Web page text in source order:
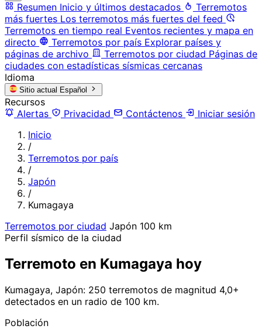
Resumen Inicio y últimos destacados
Terremotos
más fuertes Los terremotos más fuertes del feed
Terremotos en tiempo real Eventos recientes y mapa en
directo
Terremotos por país Explorar países y
páginas de archivo
Terremotos por ciudad Páginas de
ciudades con estadísticas sísmicas cercanas
Idioma
Sitio actual Español
Recursos
Alertas
Privacidad Contáctenos
Iniciar sesión
Inicio
/
Terremotos por país
/
Japón
/
Kumagaya
Terremotos por ciudad Japón 100 km
Perfil sísmico de la ciudad
Terremoto en Kumagaya hoy
Kumagaya, Japón: 250 terremotos de magnitud 4,0+
detectados en un radio de 100 km.
Población